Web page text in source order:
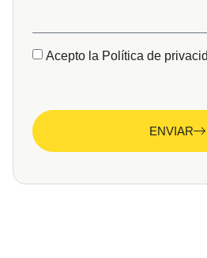
Acepto la Política de
ENVIAR